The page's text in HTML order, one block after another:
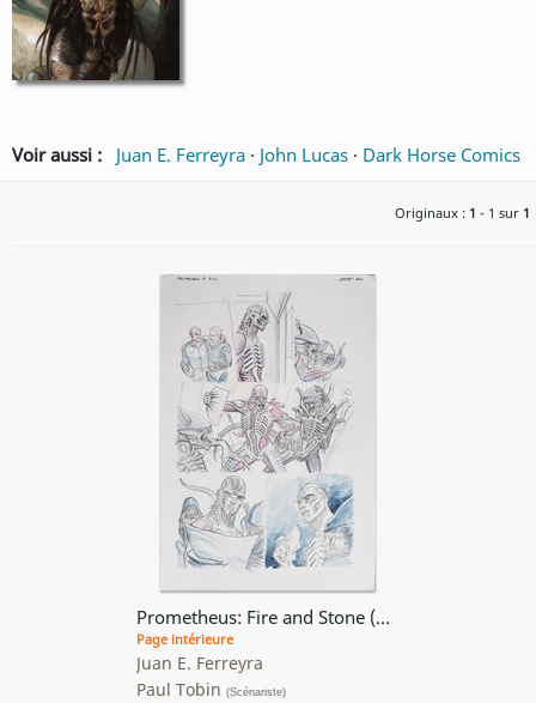
Voir aussi : Juan E. Ferreyra · John Lucas · Dark Horse Comics
Originaux : 1 - 1 sur 1
Prometheus: Fire and Stone (Alien)
Page intérieure
Juan E. Ferreyra
Paul Tobin (Scénariste)